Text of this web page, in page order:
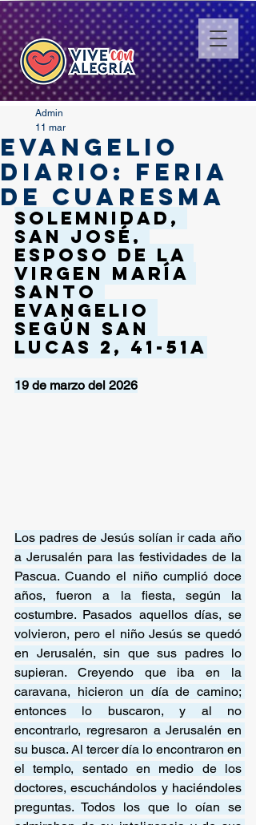
EVANGELIO
DIARIO: FERIA
DE CUARESMA
Admin
11 mar
Solemnidad,
SAN JOSÉ,
Esposo de la
Virgen María
Santo
Evangelio
según san
Lucas 2, 41-51a
19 de marzo del 2026
Los padres de Jesús solían ir cada año
a Jerusalén para las festividades de la
Pascua. Cuando el niño cumplió doce
años, fueron a la fiesta, según la
costumbre. Pasados aquellos días, se
volvieron, pero el niño Jesús se quedó
en Jerusalén, sin que sus padres lo
supieran. Creyendo que iba en la
caravana, hicieron un día de camino;
entonces lo buscaron, y al no
encontrarlo, regresaron a Jerusalén en
su busca. Al tercer día lo encontraron en
el templo, sentado en medio de los
doctores, escuchándolos y haciéndoles
preguntas. Todos los que lo oían se